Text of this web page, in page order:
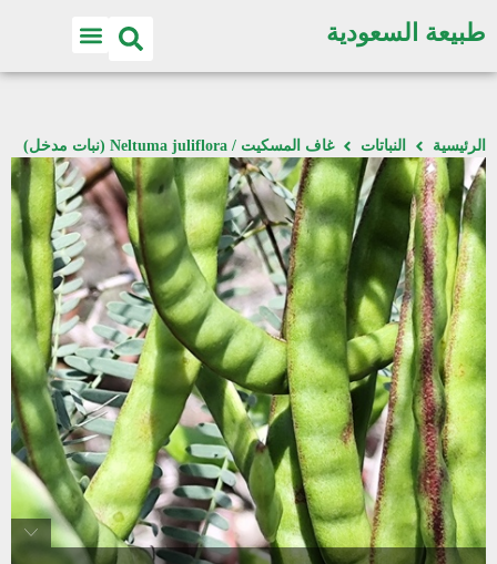
طبيعة السعودية
الرئيسية النباتات غاف المسكيت / Neltuma juliflora (نبات مدخل)